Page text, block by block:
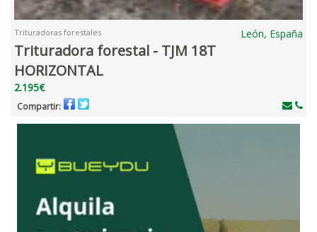
Trituradoras forestales León, España
Trituradora forestal - TJM 18T
HORIZONTAL
2.195€
Compartir: